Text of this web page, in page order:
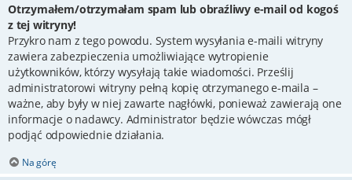
Otrzymałem/otrzymałam spam lub obraźliwy e-mail od kogoś
z tej witryny!
Przykro nam z tego powodu. System wysyłania e-maili witryny
zawiera zabezpieczenia umożliwiające wytropienie
użytkowników, którzy wysyłają takie wiadomości. Prześlij
administratorowi witryny pełną kopię otrzymanego e-maila –
ważne, aby były w niej zawarte nagłówki, ponieważ zawierają one
informacje o nadawcy. Administrator będzie wówczas mógł
podjąć odpowiednie działania.
Na górę